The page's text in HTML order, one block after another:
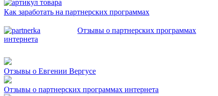
Как заработать на партнерских программах
Отзывы о партнерских программах
интернета
Отзывы о Евгении Вергусе
Отзывы о партнерских программах интернета